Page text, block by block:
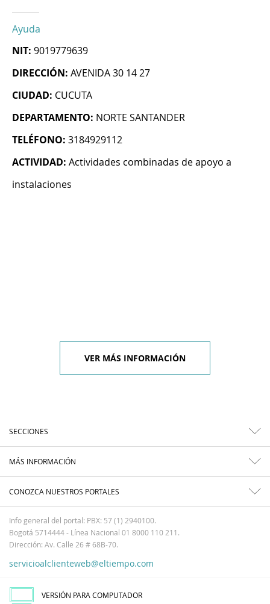
Ayuda
NIT: 9019779639
DIRECCIÓN: AVENIDA 30 14 27
CIUDAD: CUCUTA
DEPARTAMENTO: NORTE SANTANDER
TELÉFONO: 3184929112
ACTIVIDAD: Actividades combinadas de apoyo a
instalaciones
VER MÁS INFORMACIÓN
SECCIONES
MÁS INFORMACIÓN
CONOZCA NUESTROS PORTALES
Info general del portal: PBX: 57 (1) 2940100.
Bogotá 5714444 - Línea Nacional 01 8000 110 211.
Dirección: Av. Calle 26 # 68B-70.
servicioalclienteweb@eltiempo.com
VERSIÓN PARA COMPUTADOR